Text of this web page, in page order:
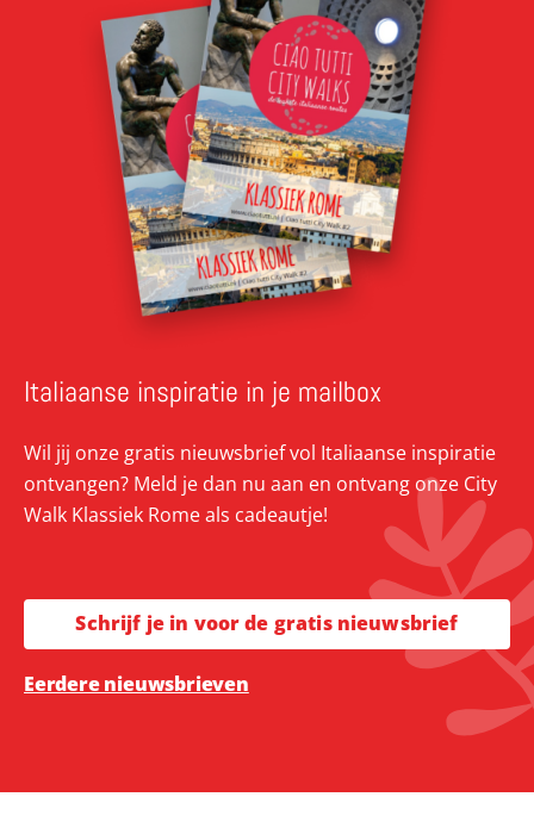
Italiaanse inspiratie in je mailbox
Wil jij onze gratis nieuwsbrief vol Italiaanse inspiratie
ontvangen? Meld je dan nu aan en ontvang onze City
Walk Klassiek Rome als cadeautje!
Schrijf je in voor de gratis nieuwsbrief
Eerdere nieuwsbrieven